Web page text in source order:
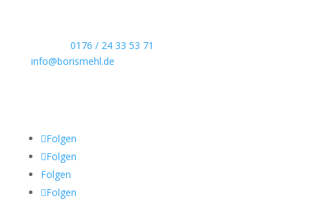
0176 / 24 33 53 71
info@borismehl.de
Folgen
Folgen
Folgen
Folgen